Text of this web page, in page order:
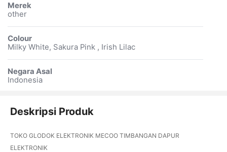
Merek
other
Colour
Milky White, Sakura Pink , Irish Lilac
Negara Asal
Indonesia
Deskripsi Produk
TOKO GLODOK ELEKTRONIK MECOO TIMBANGAN DAPUR
ELEKTRONIK